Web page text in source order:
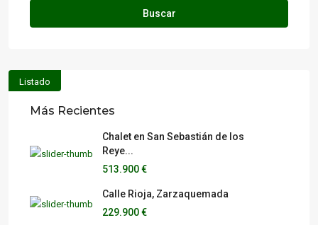
Buscar
Listado
Más Recientes
Chalet en San Sebastián de los
Reye...
513.900 €
Calle Rioja, Zarzaquemada
229.900 €